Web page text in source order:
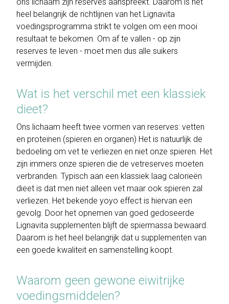
heel belangrijk de richtlijnen van het Lignavita
voedingsprogramma strikt te volgen om een mooi
resultaat te bekomen. Om af te vallen - op zijn
reserves te leven - moet men dus alle suikers
vermijden.
Wat is het verschil met een klassiek
dieet?
Ons lichaam heeft twee vormen van reserves: vetten
en proteïnen (spieren en organen) Het is natuurlijk de
bedoeling om vet te verliezen en niet onze spieren. Het
zijn immers onze spieren die de vetreserves moeten
verbranden. Typisch aan een klassiek laag calorieën
dieet is dat men niet alleen vet maar ook spieren zal
verliezen. Het bekende yoyo effect is hiervan een
gevolg. Door het opnemen van goed gedoseerde
Lignavita supplementen blijft de spiermassa bewaard.
Daarom is het heel belangrijk dat u supplementen van
een goede kwaliteit en samenstelling koopt.
Waarom geen gewone eiwitrijke
voedingsmiddelen?